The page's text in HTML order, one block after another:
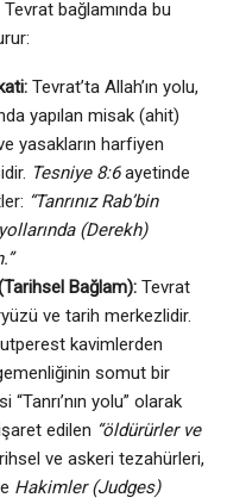
bağlamında bu
Tevrat’ta Allah’ın yolu,
yapılan misak (ahit)
yasakların harfiyen
Tesniye 8:6ayetinde
“Tanrınız Rab’bin
(Derekh)
Bağlam): Tevrat
ve tarih merkezlidir.
kavimlerden
somut bir
yolu” olarak
edilen “öldürürler ve
ve askeri tezahürleri,
Hakimler (Judges)